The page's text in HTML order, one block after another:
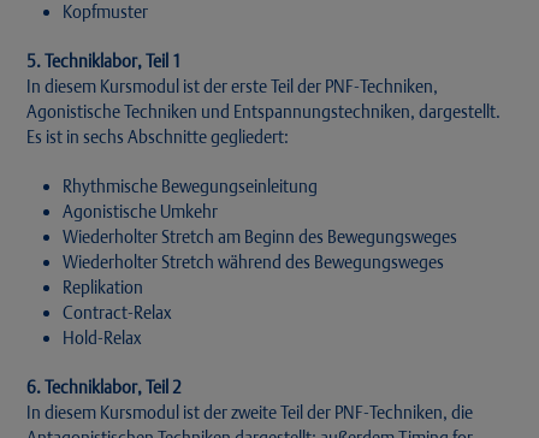
Kopfmuster
5. Techniklabor, Teil 1
In diesem Kursmodul ist der erste Teil der PNF-Techniken,
Agonistische Techniken und Entspannungstechniken, dargestellt.
Es ist in sechs Abschnitte gegliedert:
Rhythmische Bewegungseinleitung
Agonistische Umkehr
Wiederholter Stretch am Beginn des Bewegungsweges
Wiederholter Stretch während des Bewegungsweges
Replikation
Contract-Relax
Hold-Relax
6. Techniklabor, Teil 2
In diesem Kursmodul ist der zweite Teil der PNF-Techniken, die